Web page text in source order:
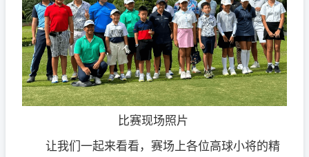
比赛现场照片
让我们一起来看看，赛场上各位高球小将的精